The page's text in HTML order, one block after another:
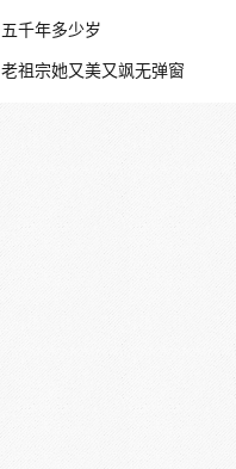
五千年多少岁
老祖宗她又美又飒无弹窗